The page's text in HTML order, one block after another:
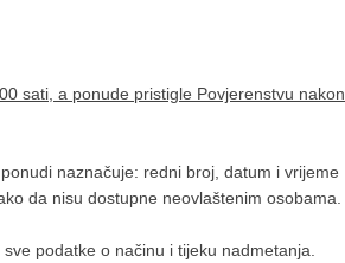
sati, a ponude pristigle Povjerenstvu nakon
naznačuje: redni broj, datum i vrijeme
da nisu dostupne neovlaštenim osobama.
podatke o načinu i tijeku nadmetanja.